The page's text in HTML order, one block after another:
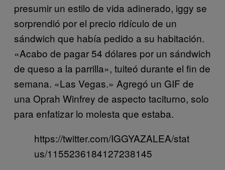
presumir un estilo de vida adinerado, iggy se
sorprendió por el precio ridículo de un
sándwich que había pedido a su habitación.
«Acabo de pagar 54 dólares por un sándwich
de queso a la parrilla», tuiteó durante el fin de
semana. «Las Vegas.» Agregó un GIF de
una Oprah Winfrey de aspecto taciturno, solo
para enfatizar lo molesta que estaba.
https://twitter.com/IGGYAZALEA/stat
us/1155236184127238145